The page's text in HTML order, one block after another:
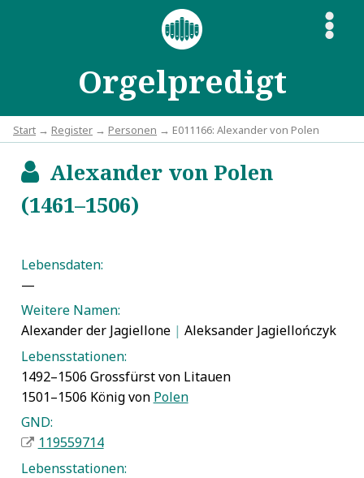
Orgelpredigt
S
Start → Register → Personen → E011166: Alexander von Polen
bAlexander von Polen
(1461–1506)
Lebensdaten:
—
Weitere Namen:
Alexander der Jagiellone | Aleksander Jagiellończyk
Lebensstationen:
1492–1506 Grossfürst von Litauen
1501–1506 König von Polen
GND:
119559714
Lebensstationen: